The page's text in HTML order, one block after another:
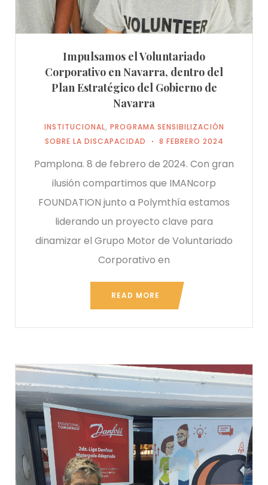
Impulsamos el Voluntariado
Corporativo en Navarra, dentro del
Plan Estratégico del Gobierno de
Navarra
INSTITUCIONAL, PROGRAMA SENSIBILIZACIÓN
SOBRE LA DISCAPACIDAD
8 FEBRERO 2024
Pamplona. 8 de febrero de 2024. Con gran
ilusión compartimos que IMANcorp
FOUNDATION junto a Polymthía estamos
liderando un proyecto clave para
dinamizar el Grupo Motor de Voluntariado
Corporativo en
READ MORE